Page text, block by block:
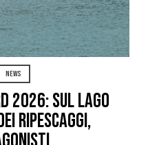
NEWS
2026: sul Lago
ripescaggi,